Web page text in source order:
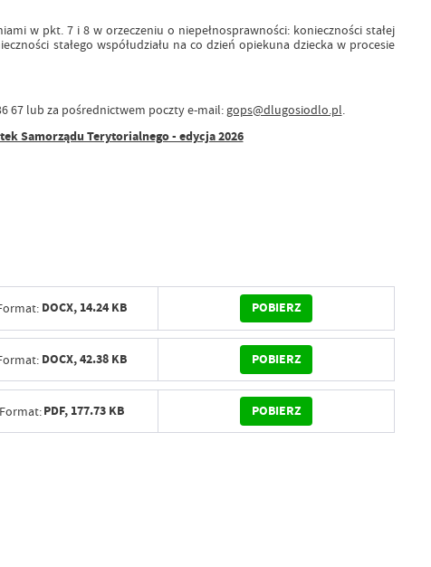
w pkt. 7 i 8 w orzeczeniu o niepełnosprawności: konieczności stałej
stałego współudziału na co dzień opiekuna dziecka w procesie
67 lub za pośrednictwem poczty e-mail: gops@dlugosiodlo.pl
Samorządu Terytorialnego - edycja 2026
DOCX, 14.24 KB POBIERZ
DOCX,42.38 KB POBIERZ
Format:PDF, 177.73 KB POBIERZ